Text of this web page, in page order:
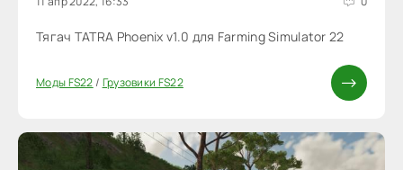
Тягач TATRA Phoenix v1.0 для Farming Simulator 22
Моды FS22/ Грузовики FS22